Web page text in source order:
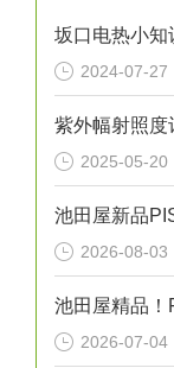
2024-07-27
2025-05-20
2026-08-03
2026-07-04